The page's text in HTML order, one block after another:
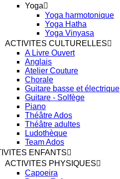
Yoga
Yoga harmotonique
Yoga Hatha
Yoga Vinyasa
ACTIVITES CULTURELLES
A Livre Ouvert
Anglais
Atelier Couture
Chorale
Guitare basse et électrique
Guitare - Solfège
Piano
Théâtre Ados
Théâtre adultes
Ludothèque
Team Ados
ENFANTS
ACTIVITES PHYSIQUES
Capoeira